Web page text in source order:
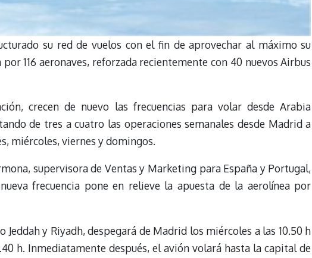
su red de vuelos con el fin de aprovechar al máximo su
116 aeronaves, reforzada recientemente con 40 nuevos Airbus
crecen de nuevo las frecuencias para volar desde Arabia
de tres a cuatro las operaciones semanales desde Madrid a
miércoles, viernes y domingos.
supervisora de Ventas y Marketing para España y Portugal,
frecuencia pone en relieve la apuesta de la aerolínea por
Jeddah y Riyadh, despegará de Madrid los miércoles a las 10.50 h
h. Inmediatamente después, el avión volará hasta la capital de